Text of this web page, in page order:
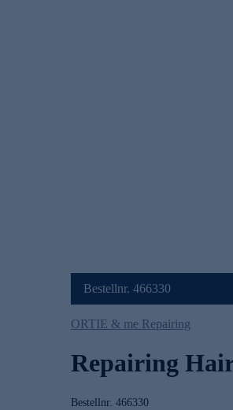
Bestellnr. 466330
ORTIE & me Repairing
Repairing
Bestellnr. 466330